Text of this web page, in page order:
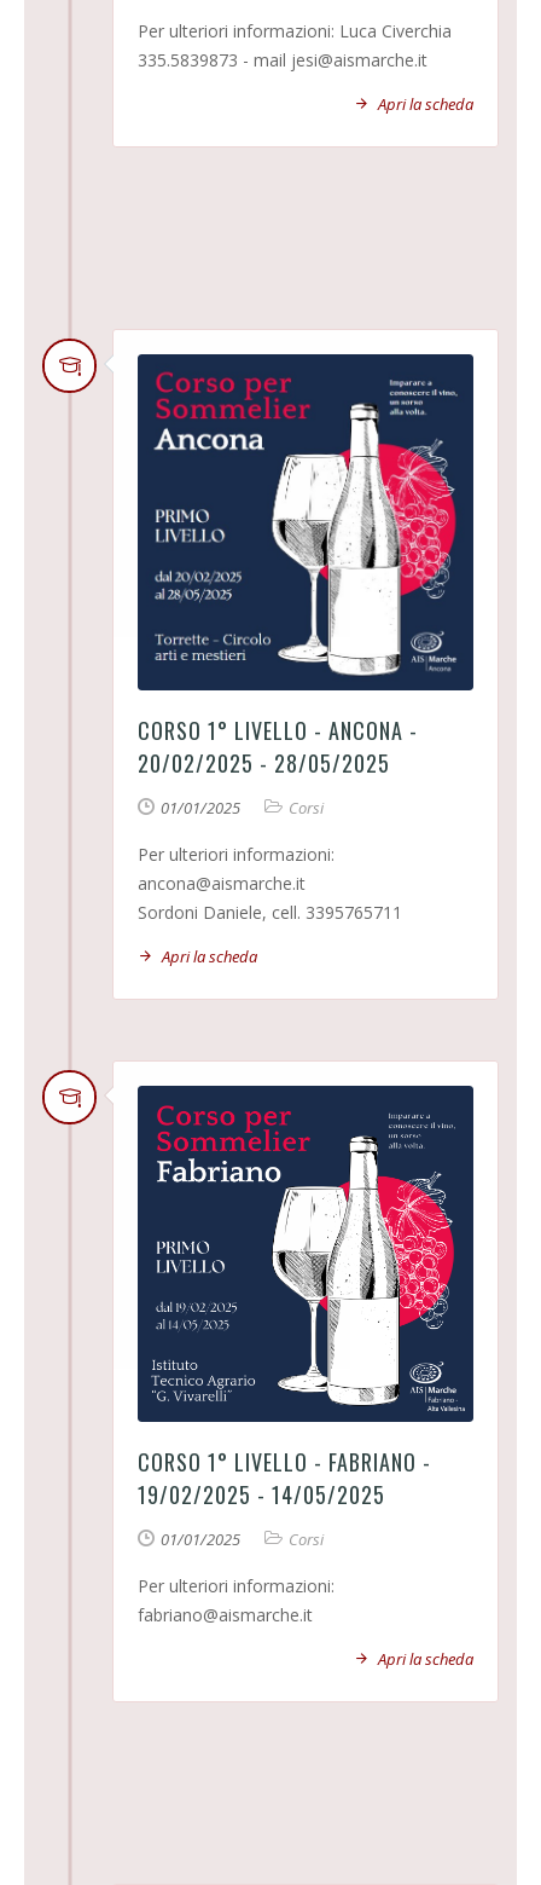
Per ulteriori informazioni: Luca Civerchia
335.5839873 - mail jesi@aismarche.it
Apri la scheda
CORSO 1° LIVELLO - ANCONA -
20/02/2025 - 28/05/2025
01/01/2025 Corsi
Per ulteriori informazioni:
ancona@aismarche.it
Sordoni Daniele, cell. 3395765711
Apri la scheda
CORSO 1° LIVELLO - FABRIANO -
19/02/2025 - 14/05/2025
01/01/2025 Corsi
Per ulteriori informazioni:
fabriano@aismarche.it
Apri la scheda